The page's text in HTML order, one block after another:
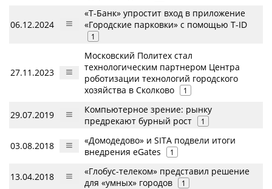
06.12.2024
«Т-Банк» упростит вход в приложение
«Городские парковки» с помощью T-ID
1
27.11.2023
Московский Политех стал
технологическим партнером Центра
роботизации технологий городского
хозяйства в Сколково
1
29.07.2019
Компьютерное зрение: рынку
предрекают бурный рост
1
03.08.2018
«Домодедово» и SITA подвели итоги
внедрения eGates
1
13.04.2018
«Глобус-телеком» представил решение
для «умных» городов
1